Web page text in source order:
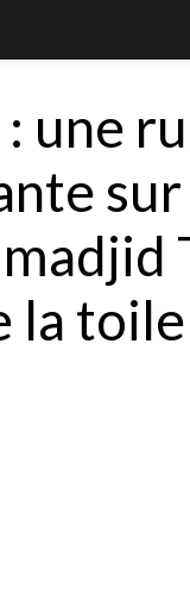
une
la toile